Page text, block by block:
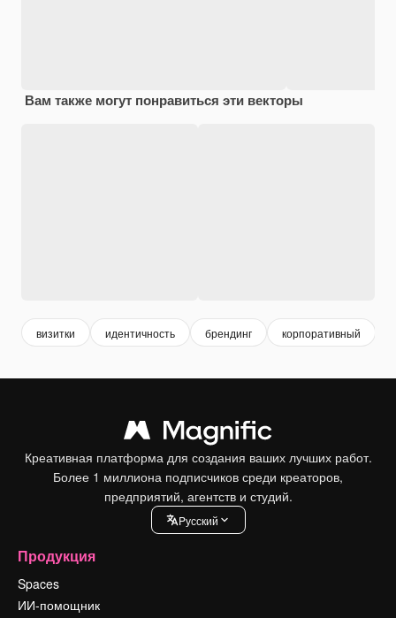
Вам также могут понравиться эти векторы
визитки идентичность брендинг корпоративный
Креативная платформа для создания ваших лучших работ.
Более 1 миллиона подписчиков среди креаторов,
предприятий, агентств и студий.
Pусский
Продукция
Spaces
ИИ-помощник